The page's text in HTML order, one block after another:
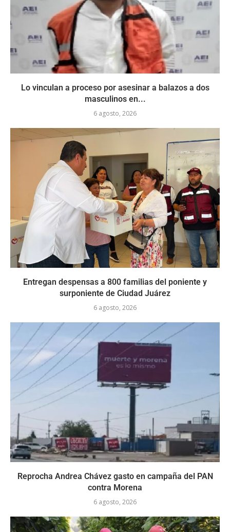
Lo vinculan a proceso por asesinar a balazos a dos
masculinos en...
6 agosto, 2026
Entregan despensas a 800 familias del poniente y
surponiente de Ciudad Juárez
6 agosto, 2026
Reprocha Andrea Chávez gasto en campaña del PAN
contra Morena
6 agosto, 2026